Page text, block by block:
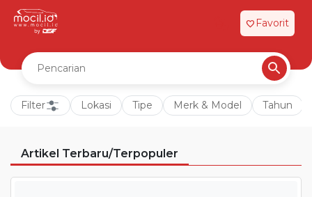
favorite Favorit
Filter Lokasi Tipe Merk & Model Tahun
Artikel Terbaru/Terpopuler